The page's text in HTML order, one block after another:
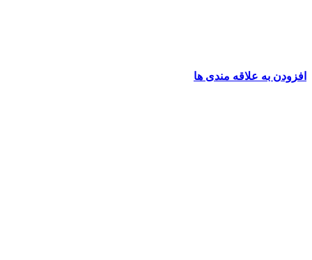
افزودن به علاقه مندی ها